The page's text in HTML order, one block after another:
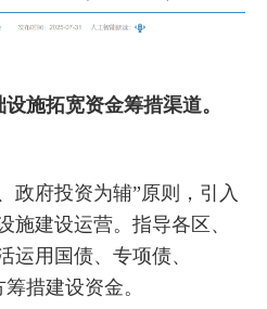
施拓宽资金筹措渠道。
政府投资为辅”原则，引入
施建设运营。指导各区、
运用国债、专项债、
措建设资金。